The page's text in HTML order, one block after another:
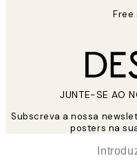
Free
JUNTE-SE AO
Subscreva a nossa
posters na